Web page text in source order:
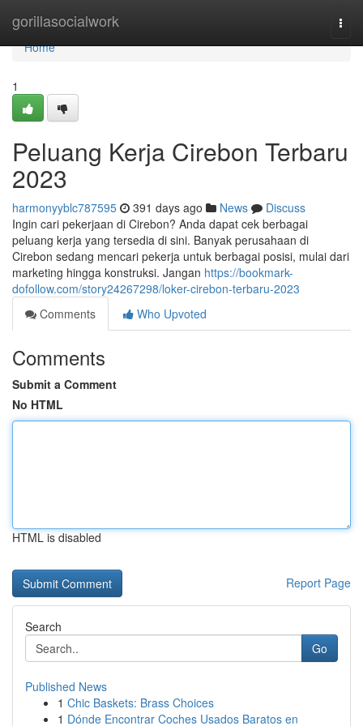
gorillasocialwork
Home
Home
1
Peluang Kerja Cirebon Terbaru
2023
harmonyyblc787595 391 days ago News
Discuss
Ingin cari pekerjaan di Cirebon? Anda dapat cek berbagai
peluang kerja yang tersedia di sini. Banyak perusahaan di
Cirebon sedang mencari pekerja untuk berbagai posisi, mulai dari
marketing hingga konstruksi. Jangan https://bookmark-
dofollow.com/story24267298/loker-cirebon-terbaru-2023
Comments
Who Upvoted
Comments
Submit a Comment
No HTML
HTML is disabled
Report Page
Search
Go
Published News
1 Chic Baskets: Brass Choices
1 Dónde Encontrar Coches Usados Baratos en